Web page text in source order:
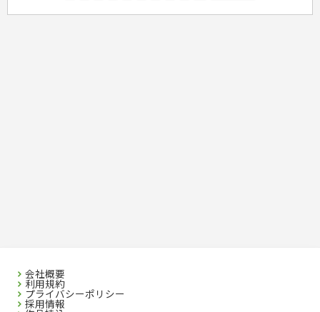
会社概要
利用規約
プライバシーポリシー
採用情報